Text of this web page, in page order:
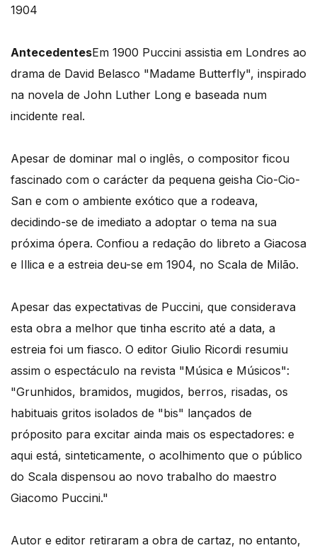
1904
AntecedentesEm 1900 Puccini assistia em Londres ao
drama de David Belasco "Madame Butterfly", inspirado
na novela de John Luther Long e baseada num
incidente real.
Apesar de dominar mal o inglês, o compositor ficou
fascinado com o carácter da pequena geisha Cio-Cio-
San e com o ambiente exótico que a rodeava,
decidindo-se de imediato a adoptar o tema na sua
próxima ópera. Confiou a redação do libreto a Giacosa
e Illica e a estreia deu-se em 1904, no Scala de Milão.
Apesar das expectativas de Puccini, que considerava
esta obra a melhor que tinha escrito até a data, a
estreia foi um fiasco. O editor Giulio Ricordi resumiu
assim o espectáculo na revista "Música e Músicos":
"Grunhidos, bramidos, mugidos, berros, risadas, os
habituais gritos isolados de "bis" lançados de
próposito para excitar ainda mais os espectadores: e
aqui está, sinteticamente, o acolhimento que o público
do Scala dispensou ao novo trabalho do maestro
Giacomo Puccini."
Autor e editor retiraram a obra de cartaz, no entanto,